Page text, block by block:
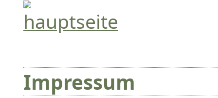
Impressum